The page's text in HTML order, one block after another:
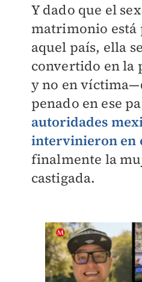
Y dado que el
matrimonio
aquel país, ella
convertido en la
y no en
penado en ese
autoridades
intervinieron en
finalmente la
castigada.